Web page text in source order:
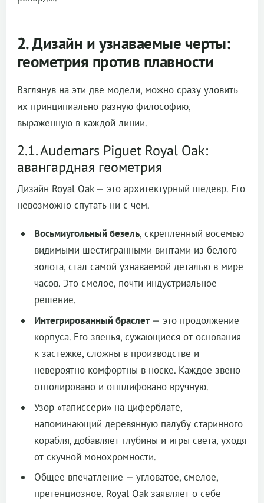
2. Дизайн и узнаваемые черты:
геометрия против плавности
Взглянув на эти две модели, можно сразу уловить
их принципиально разную философию,
выраженную в каждой линии.
2.1. Audemars Piguet Royal Oak:
авангардная геометрия
Дизайн Royal Oak — это архитектурный шедевр. Его
невозможно спутать ни с чем.
Восьмиугольный безель, скрепленный восемью
видимыми шестигранными винтами из белого
золота, стал самой узнаваемой деталью в мире
часов. Это смелое, почти индустриальное
решение.
Интегрированный браслет— это продолжение
корпуса. Его звенья, сужающиеся от основания
к застежке, сложны в производстве и
невероятно комфортны в носке. Каждое звено
отполировано и отшлифовано вручную.
Узор «таписсери»на циферблате,
напоминающий деревянную палубу старинного
корабля, добавляет глубины и игры света, уходя
от скучной монохромности.
Общее впечатление — угловатое, смелое,
претенциозное. Royal Oak заявляет о себе